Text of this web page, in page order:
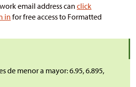
email address can click
in for free access to Formatted
de menor a mayor: 6.95, 6.895,